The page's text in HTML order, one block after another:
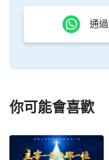
近，使其落入死亡
也如陳志的旁
握在自己手中』『
話，絲毫不知道神在
想，改變自己的命
化、有素質，不比
通
你可能會喜歡